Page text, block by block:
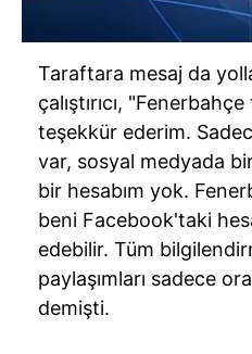
Taraftara mesaj da
çalıştırıcı,
teşekkür ederim.
var, sosyal medyada
bir hesabım yok.
beni Facebook'taki
edebilir. Tüm
paylaşımları sadece
demişti.